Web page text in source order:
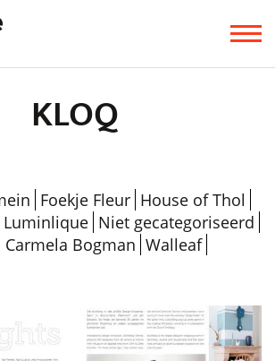
KLOQ
Foekje Fleur House of Thol
Luminlique Niet gecategoriseerd
Carmela Bogman Walleaf